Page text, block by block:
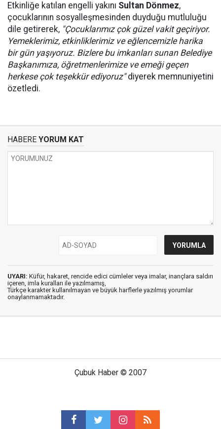
Etkinliğe katılan engelli yakını Sultan Dönmez,
çocuklarının sosyalleşmesinden duyduğu mutluluğu
dile getirerek, "Çocuklarımız çok güzel vakit geçiriyor.
Yemeklerimiz, etkinliklerimiz ve eğlencemizle harika
bir gün yaşıyoruz. Bizlere bu imkanları sunan Belediye
Başkanımıza, öğretmenlerimize ve emeği geçen
herkese çok teşekkür ediyoruz"diyerek memnuniyetini
özetledi.
HABERE YORUM KAT
UYARI: Küfür, hakaret, rencide edici cümleler veya imalar, inançlara saldırı
içeren, imla kuralları ile yazılmamış,
Türkçe karakter kullanılmayan ve büyük harflerle yazılmış yorumlar
onaylanmamaktadır.
Çubuk Haber © 2007